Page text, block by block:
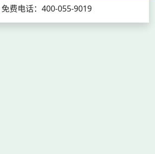
免费电话：400-055-9019